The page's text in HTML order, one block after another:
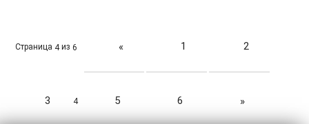
Страница 4из 6 « 1 2
3 4 5 6 »